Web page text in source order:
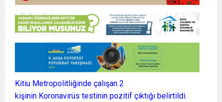
Kitiu Metropolitliğinde çalışan 2
kişinin Koronavirüs testinin pozitif çıktığı belirtildi.